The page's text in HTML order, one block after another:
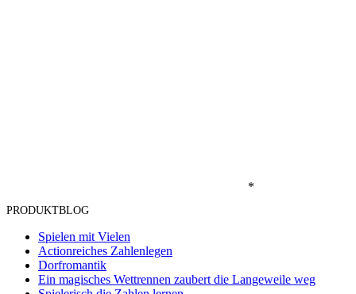
*
PRODUKTBLOG
Spielen mit Vielen
Actionreiches Zahlenlegen
Dorfromantik
Ein magisches Wettrennen zaubert die Langeweile weg